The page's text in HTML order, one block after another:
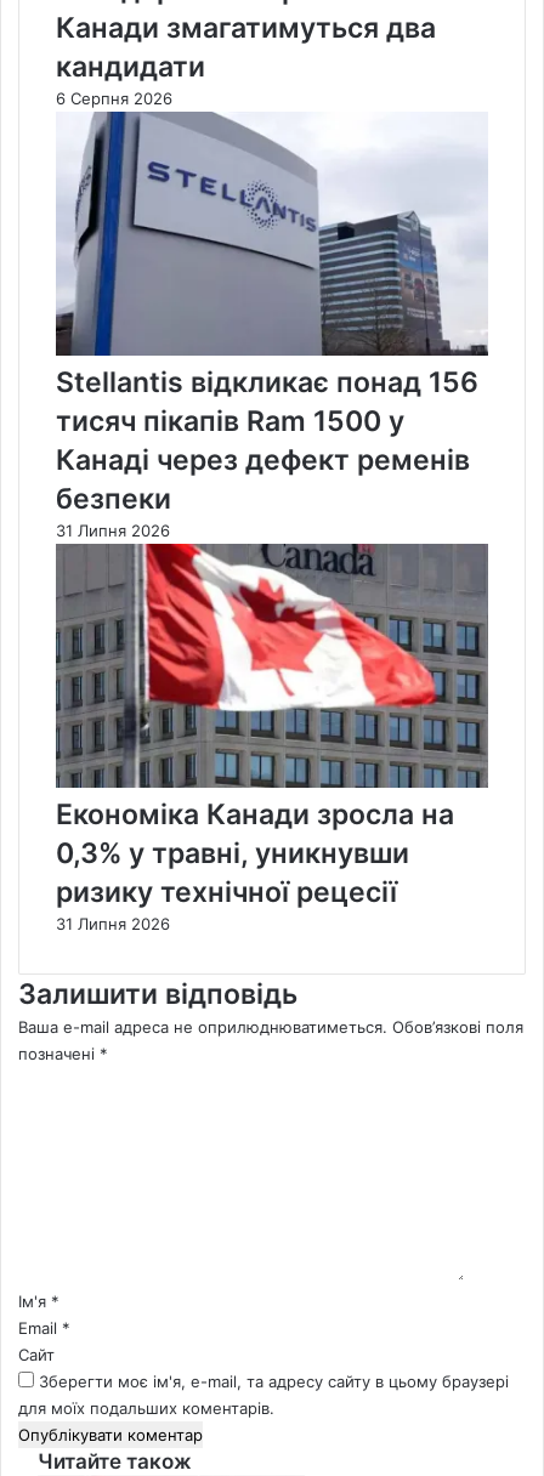
Канади змагатимуться два
кандидати
6 Серпня 2026
Stellantis відкликає понад 156
тисяч пікапів Ram 1500 у
Канаді через дефект ременів
безпеки
31 Липня 2026
Економіка Канади зросла на
0,3% у травні, уникнувши
ризику технічної рецесії
31 Липня 2026
Залишити відповідь
Ваша e-mail адреса не оприлюднюватиметься. Обов’язкові поля
позначені *
*Ім'я *
Email *
Сайт
Зберегти моє ім'я, e-mail, та адресу сайту в цьому браузері
для моїх подальших коментарів.
Читайте також